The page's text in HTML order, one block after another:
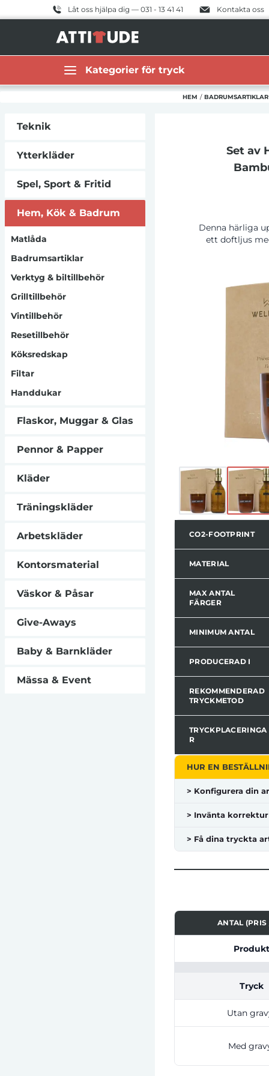
Låt oss hjälpa dig — 031 - 13 41 41 Kontakta oss
Kategorier för tryck
HEM /
Teknik
Ytterkläder
Spel, Sport & Fritid
Hem, Kök & Badrum
Matlåda
Badrumsartiklar
Verktyg & biltillbehör
Grilltillbehör
Vintillbehör
Resetillbehör
Köksredskap
Filtar
Handdukar
Flaskor, Muggar & Glas
Pennor & Papper
Kläder
Träningskläder
Arbetskläder
Kontorsmaterial
Väskor & Påsar
Give-Aways
Baby & Barnkläder
Mässa & Event
Set av
Denna härliga
ett doftljus
rapsvax och
burken
CO2-FOOTPRINT
MATERIAL
MAX ANTAL
FÄRGER
MINIMUM ANTAL
PRODUCERAD I
REKOMMENDERAD
TRYCKMETOD
TRYCKPLACERINGA
R
HUR EN
> Konfigurera din
> Invänta korrektur
> Få dina tryckta
ANTAL (PRIS
Produkt
Tryck
Utan
Med